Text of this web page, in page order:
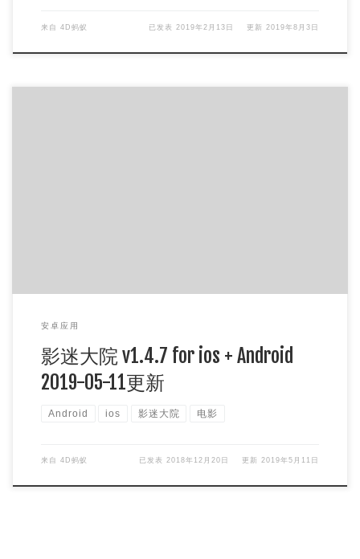
来自 4D蚂蚁 已发表2019年2月13日 更新2019年8月3日
安卓应用
影迷大院 v1.4.7 for ios + Android
2019-05-11更新
Android ios 影迷大院 电影
来自 4D蚂蚁 已发表2018年12月20日 更新2019年5月11日